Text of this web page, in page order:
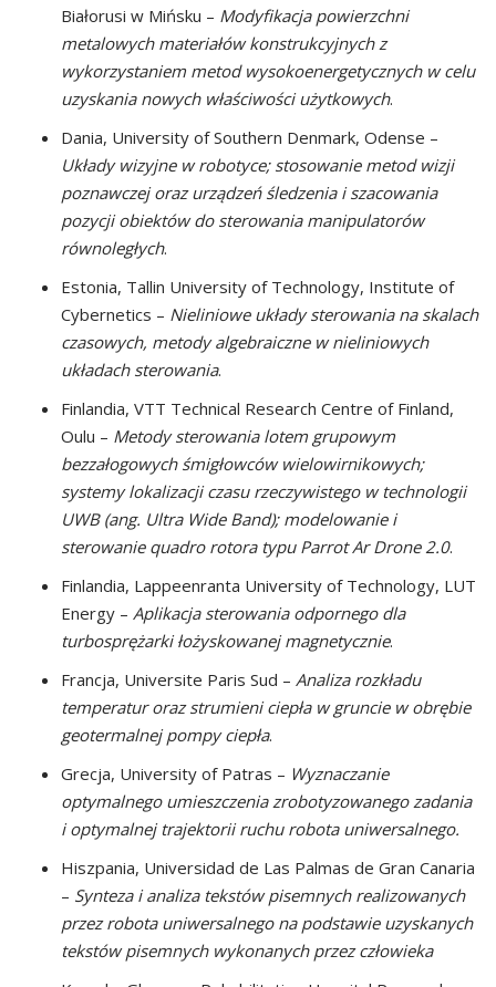
Białorusi w Mińsku – Modyfikacja powierzchni
metalowych materiałów konstrukcyjnych z
wykorzystaniem metod wysokoenergetycznych w celu
uzyskania nowych właściwości użytkowych.
Dania, University of Southern Denmark, Odense –
Układy wizyjne w robotyce; stosowanie metod wizji
poznawczej oraz urządzeń śledzenia i szacowania
pozycji obiektów do sterowania manipulatorów
równoległych.
Estonia, Tallin University of Technology, Institute of
Cybernetics – Nieliniowe układy sterowania na skalach
czasowych, metody algebraiczne w nieliniowych
układach sterowania.
Finlandia, VTT Technical Research Centre of Finland,
Oulu – Metody sterowania lotem grupowym
bezzałogowych śmigłowców wielowirnikowych;
systemy lokalizacji czasu rzeczywistego w technologii
UWB (ang. Ultra Wide Band); modelowanie i
sterowanie quadro rotora typu Parrot Ar Drone 2.0.
Finlandia, Lappeenranta University of Technology, LUT
Energy – Aplikacja sterowania odpornego dla
turbosprężarki łożyskowanej magnetycznie.
Francja, Universite Paris Sud – Analiza rozkładu
temperatur oraz strumieni ciepła w gruncie w obrębie
geotermalnej pompy ciepła.
Grecja, University of Patras – Wyznaczanie
optymalnego umieszczenia zrobotyzowanego zadania
i optymalnej trajektorii ruchu robota uniwersalnego.
Hiszpania, Universidad de Las Palmas de Gran Canaria
– Synteza i analiza tekstów pisemnych realizowanych
przez robota uniwersalnego na podstawie uzyskanych
tekstów pisemnych wykonanych przez człowieka